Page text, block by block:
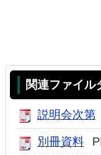
関連ファイル
説明会次第
別冊資料